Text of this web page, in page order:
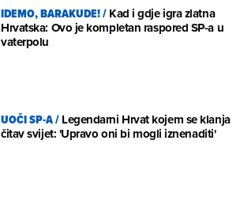
IDEMO, BARAKUDE!/Kad i gdje igra zlatna
Hrvatska: Ovo je kompletan raspored SP-a u
vaterpolu
UOČI SP-A/Legendarni Hrvat kojem se klanja
čitav svijet: 'Upravo oni bi mogli iznenaditi'